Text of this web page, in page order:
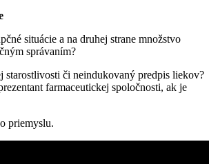
situácie a na druhej strane množstvo
správaním?
či neindukovaný predpis liekov?
farmaceutickej spoločnosti, ak je
priemyslu.